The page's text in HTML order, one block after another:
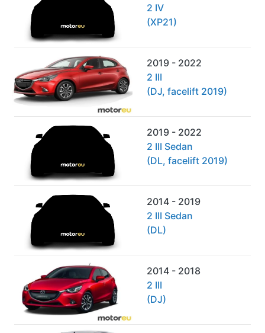
2 IV
(XP21)
2019 - 2022
2 III
(DJ, facelift 2019)
2019 - 2022
2 III Sedan
(DL, facelift 2019)
2014 - 2019
2 III Sedan
(DL)
2014 - 2018
2 III
(DJ)